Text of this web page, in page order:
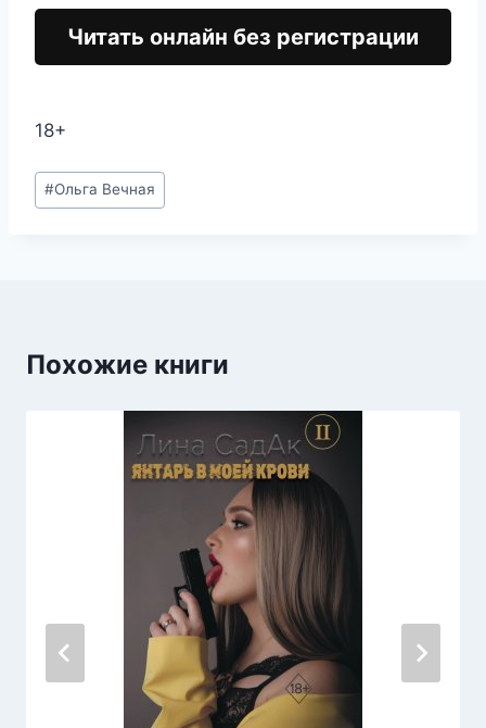
Читать онлайн без регистрации
18+
Метки
записи:
#Ольга Вечная
Похожие книги